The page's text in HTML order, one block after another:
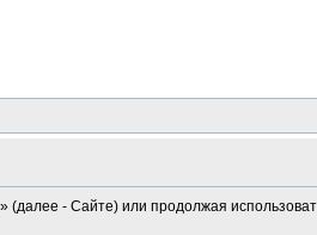
(далее - Сайте) или продолжая